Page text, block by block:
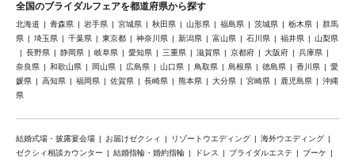
全国のブライダルフェアを都道府県から探す
北海道 青森県 岩手県 宮城県 秋田県 山形県 福島県 茨城県 栃木県
群馬
県
埼玉県 千葉県 東京都 神奈川県 新潟県 富山県 石川県 福井県
山梨県
長野県
静岡県 岐阜県 愛知県 三重県 滋賀県 京都府 大阪府
兵庫県
奈良県
和歌山県 岡山県 広島県 山口県 鳥取県 島根県 徳島県 香川県
愛
媛県
高知県 福岡県 佐賀県 長崎県 熊本県 大分県 宮崎県 鹿児島県
沖縄
県
結婚式場・披露宴会場 お届けゼクシィ リゾートウエディング
海外ウエディング
ゼクシィ相談カウンター
結婚指輪・婚約指輪 ドレス ブライダルエステ ブーケ